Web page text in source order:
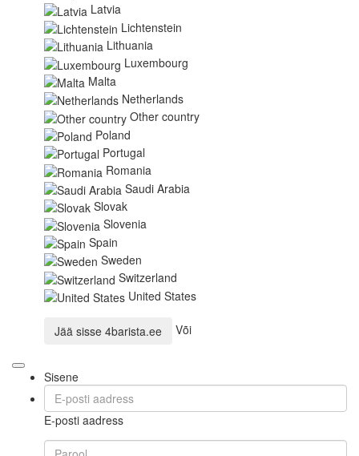
Latvia
Lichtenstein
Lithuania
Luxembourg
Malta
Netherlands
Other country
Poland
Portugal
Romania
Saudi Arabia
Slovak
Slovenia
Spain
Sweden
Switzerland
United States
Jää sisse 4barista.ee Või
Sisene
E-posti aadress